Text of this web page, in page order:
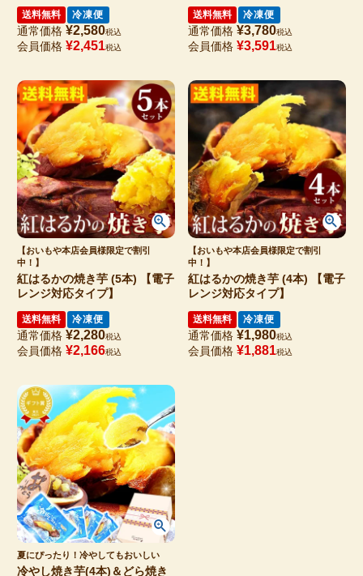
送料無料 冷凍便
通常価格 ¥2,580税込
会員価格 ¥2,451税込
送料無料 冷凍便
通常価格 ¥3,780税込
会員価格 ¥3,591税込
【おいもや本店会員様限定で割引
中！】
紅はるかの焼き芋 (5本) 【電子
レンジ対応タイプ】
送料無料 冷凍便
通常価格 ¥2,280税込
会員価格 ¥2,166税込
【おいもや本店会員様限定で割引
中！】
紅はるかの焼き芋 (4本) 【電子
レンジ対応タイプ】
送料無料 冷凍便
通常価格 ¥1,980税込
会員価格 ¥1,881税込
夏にぴったり！冷やしてもおいしい
冷やし焼き芋(4本)＆どら焼き